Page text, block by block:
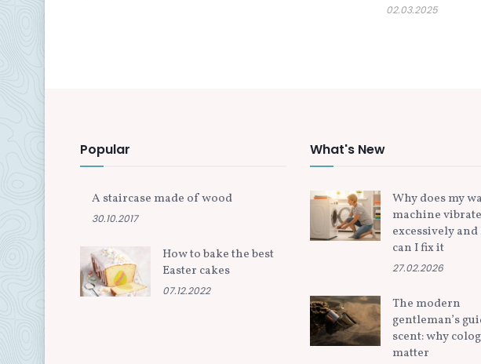
02.03.2025
Popular
A staircase made of wood
30.10.2017
How to bake the best
Easter cakes
07.12.2022
What's New
Why does my
machine vibrate
excessively
can I fix it
27.02.2026
The modern
gentleman’s
scent: why
matter